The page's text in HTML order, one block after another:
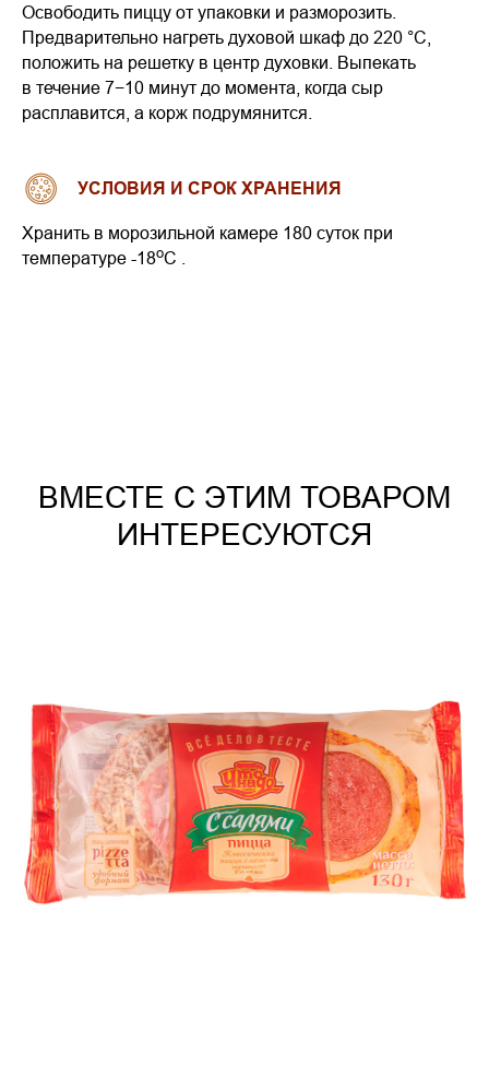
Освободить пиццу от упаковки и разморозить.
Предварительно нагреть духовой шкаф до 220 °C,
положить на решетку в центр духовки. Выпекать
в течение 7−10 минут до момента, когда сыр
расплавится, а корж подрумянится.
УСЛОВИЯ И СРОК ХРАНЕНИЯ
Хранить в морозильной камере 180 суток при
температуре -18oС .
ВМЕСТЕ С ЭТИМ ТОВАРОМ
ИНТЕРЕСУЮТСЯ